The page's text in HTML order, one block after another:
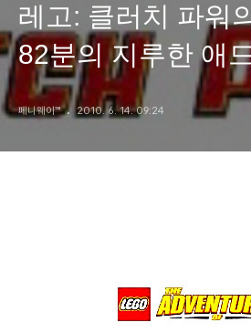
레고: 클러치 파워
82분의 지루한 애
페니웨이™ 2010. 6. 14. 09:24